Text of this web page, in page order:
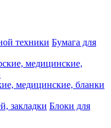
Бумага для
медицинские, бланки
Блоки для